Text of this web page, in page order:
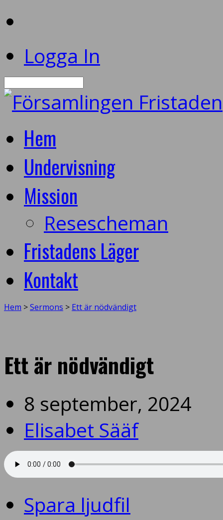
Logga In
Hem
Undervisning
Mission
Resescheman
Fristadens Läger
Kontakt
Hem >Sermons > Ett är nödvändigt
Ett är nödvändigt
8 september, 2024
Elisabet Sääf
Spara ljudfil